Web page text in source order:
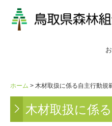
事業内容
(公財)鳥取県林業担い手育成財
ホーム 木材取扱に係る自主行動規
木材取扱に係